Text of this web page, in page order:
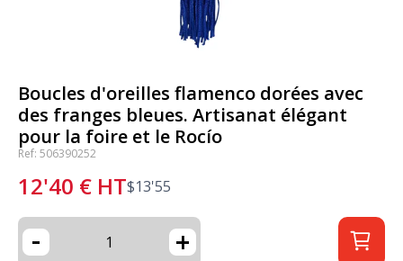
Boucles d'oreilles flamenco dorées avec
des franges bleues. Artisanat élégant
pour la foire et le Rocío
Ref: 506390252
12'40 € HT$13'55
- +